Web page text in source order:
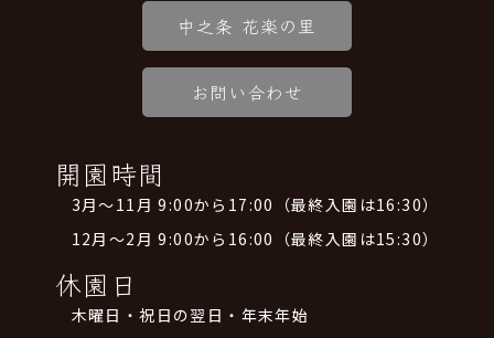
中之条 花楽の里
お問い合わせ
開園時間
3月～11月 9:00から17:00（最終入園は16:30）
12月～2月 9:00から16:00（最終入園は15:30）
休園日
木曜日・祝日の翌日・年末年始